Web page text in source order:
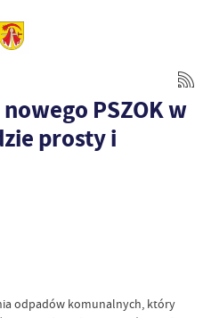
PSZOK w
prosty i
odpadów komunalnych, który